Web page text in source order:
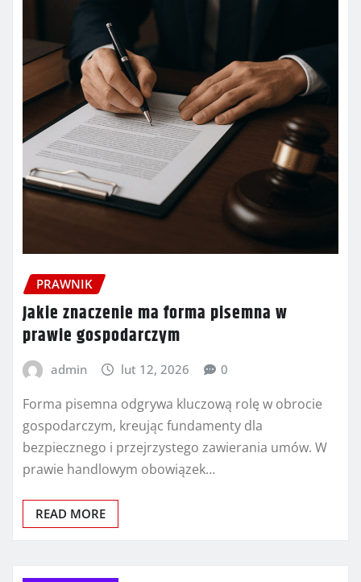
PRAWNIK
Jakie znaczenie ma forma pisemna w
prawie gospodarczym
admin lut 12, 2026 0
Forma pisemna odgrywa kluczową rolę w obrocie
gospodarczym, kreując fundamenty dla
bezpiecznego i przejrzystego zawierania umów. W
prawie handlowym obowiązek…
READ MORE